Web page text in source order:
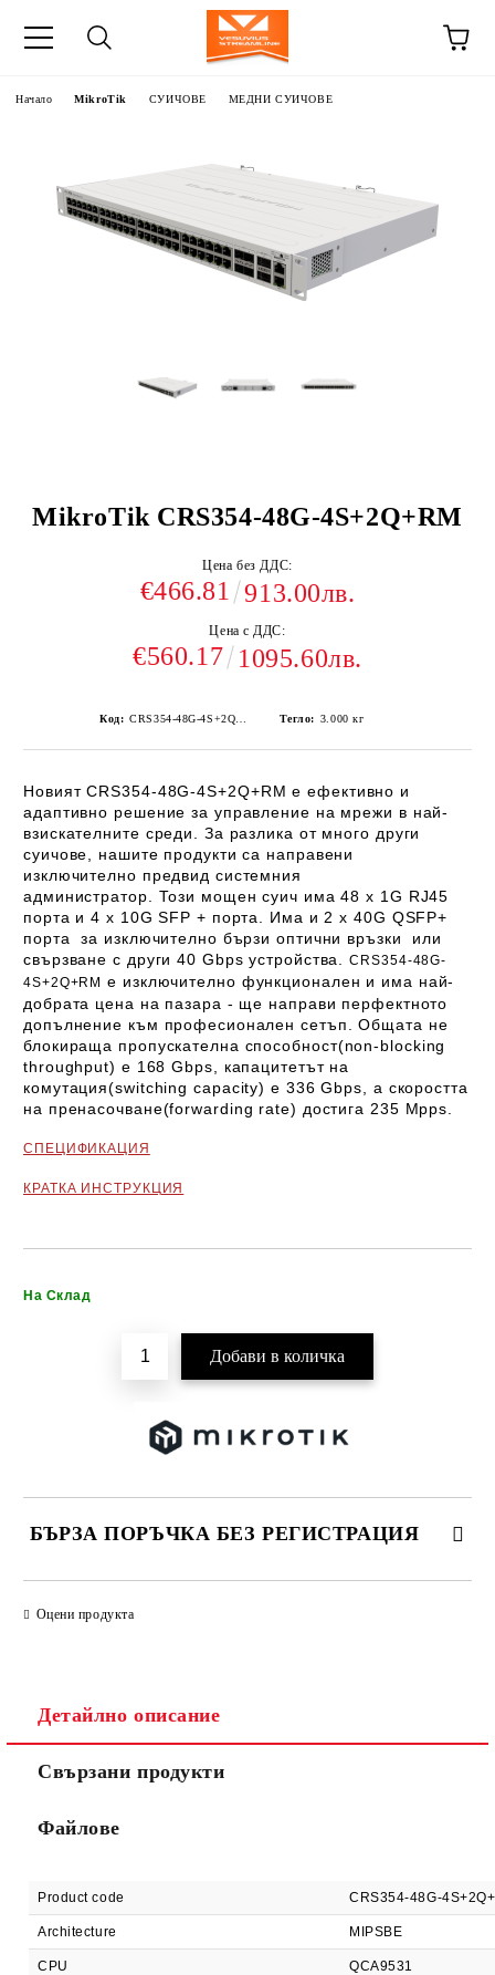
Начало MikroTik СУИЧОВЕ МЕДНИ СУИЧОВЕ
MikroTik CRS354-48G-4S+2Q+RM
Цена без ДДС:
€466.81 913.00лв.
Цена с ДДС:
€560.17 1095.60лв.
Код: Тегло: 3.000 кг
НовиятCRS354-48G-4S+2Q+RM е ефективно и
адаптивно решение за управление на мрежи в най-
взискателните среди. За разлика от много други
суичове, нашите продукти са направени
изключително предвид системния
администратор. Този мощен суич има 48 x 1G RJ45
порта и 4 x 10G SFP + порта. Има и 2 x 40G QSFP+
порта за изключително бързи оптични връзки или
свързване с други 40 Gbps устройства.CRS354-48G-
4S+2Q+RM е изключително функционален и има най-
добрата цена на пазара - ще направи перфектното
допълнение към професионален сетъп. Общата не
блокираща пропускателна способност(non-blocking
throughput) е 168 Gbps, капацитетът на
комутация(switching capacity) е 336 Gbps, а скоростта
на пренасочване(forwarding rate) достига 235 Mpps.
СПЕЦИФИКАЦИЯ
КРАТКА ИНСТРУКЦИЯ
На Склад
БЪРЗА ПОРЪЧКА БЕЗ РЕГИСТРАЦИЯ
Ние ще се свържем с вас в рамките на работния ден.
Оцени продукта
Детайлно описание
Свързани продукти
Файлове
Product code CRS354-48G-
Architecture MIPSBE
CPU QCA9531